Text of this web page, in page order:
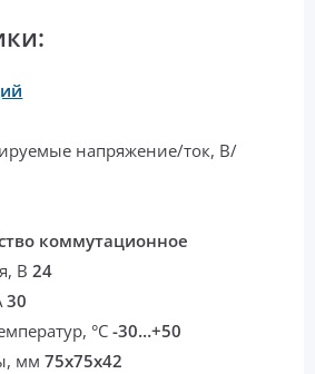
напряжение/ток, В/
коммутационное
В24
30
°С-30…+50
мм75x75x42